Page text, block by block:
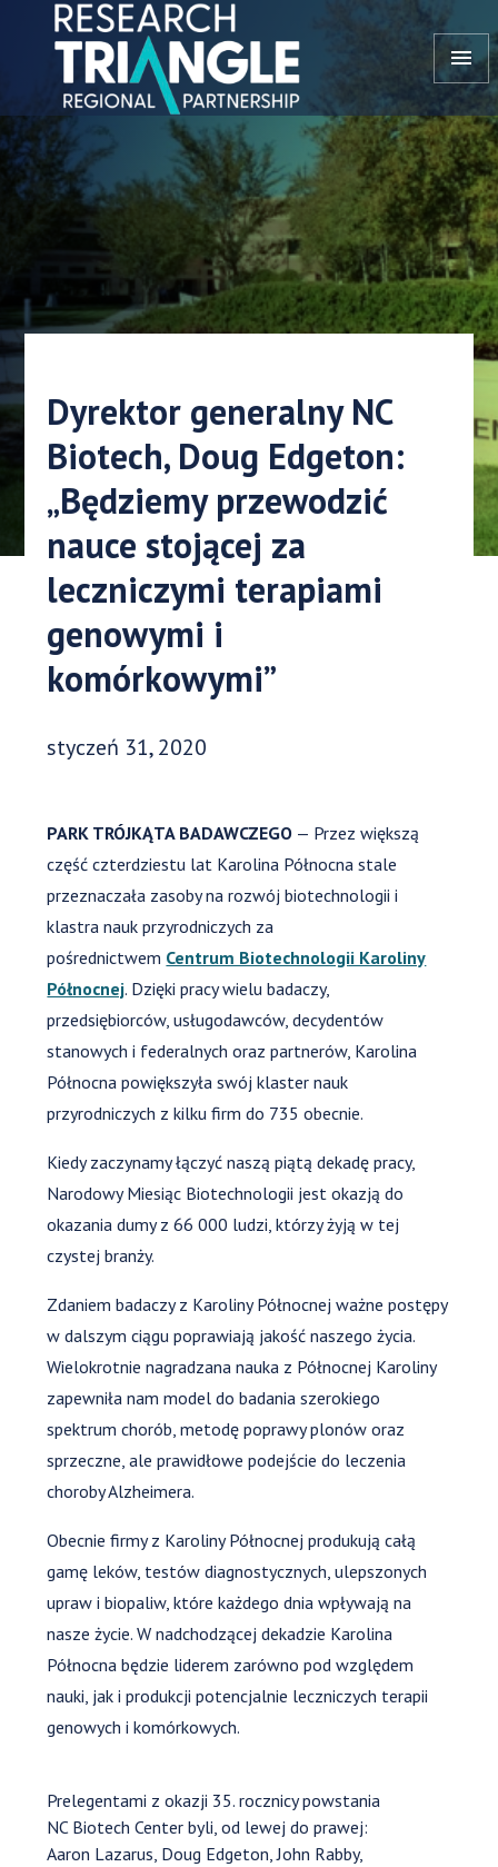
Przejdź do treści
menu
Dyrektor generalny NC
Biotech, Doug Edgeton:
„Będziemy przewodzić
nauce stojącej za
leczniczymi terapiami
genowymi i
komórkowymi”
Data opublikowania:
styczeń 31, 2020
PARK TRÓJKĄTA BADAWCZEGO — Przez większą
część czterdziestu lat Karolina Północna stale
przeznaczała zasoby na rozwój biotechnologii i
klastra nauk przyrodniczych za
pośrednictwem Centrum Biotechnologii Karoliny
Północnej. Dzięki pracy wielu badaczy,
przedsiębiorców, usługodawców, decydentów
stanowych i federalnych oraz partnerów, Karolina
Północna powiększyła swój klaster nauk
przyrodniczych z kilku firm do 735 obecnie.
Kiedy zaczynamy łączyć naszą piątą dekadę pracy,
Narodowy Miesiąc Biotechnologii jest okazją do
okazania dumy z 66 000 ludzi, którzy żyją w tej
czystej branży.
Zdaniem badaczy z Karoliny Północnej ważne postępy
w dalszym ciągu poprawiają jakość naszego życia.
Wielokrotnie nagradzana nauka z Północnej Karoliny
zapewniła nam model do badania szerokiego
spektrum chorób, metodę poprawy plonów oraz
sprzeczne, ale prawidłowe podejście do leczenia
choroby Alzheimera.
Obecnie firmy z Karoliny Północnej produkują całą
gamę leków, testów diagnostycznych, ulepszonych
upraw i biopaliw, które każdego dnia wpływają na
nasze życie. W nadchodzącej dekadzie Karolina
Północna będzie liderem zarówno pod względem
nauki, jak i produkcji potencjalnie leczniczych terapii
genowych i komórkowych.
Prelegentami z okazji 35. rocznicy powstania
NC Biotech Center byli, od lewej do prawej:
Aaron Lazarus, Doug Edgeton, John Rabby,